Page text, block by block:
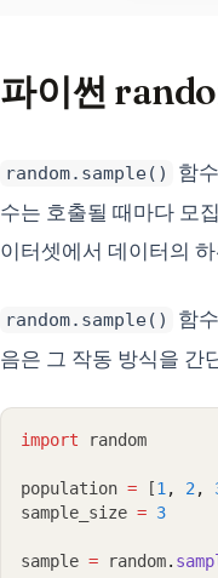
파이썬
random.sample() 함
수는 호출될 때마다 모
이터셋에서 데이터의
random.sample()
함
음은 그 작동 방식을 간
import random
population = [1 , 2 ,
sample_size = 3
sample = random.